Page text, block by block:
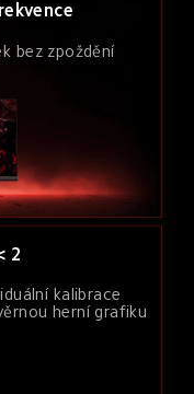
bez zpoždění
2
kalibrace
herní grafiku